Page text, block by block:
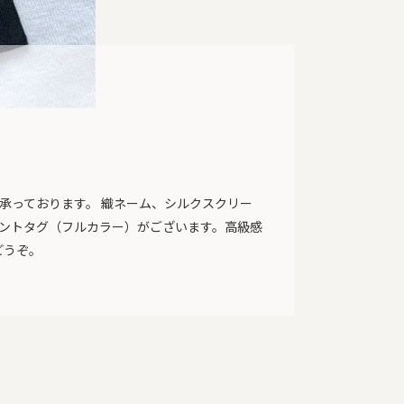
っております。 織ネーム、シルクスクリー
トタグ（フルカラー）がございます。高級感
ぞ。